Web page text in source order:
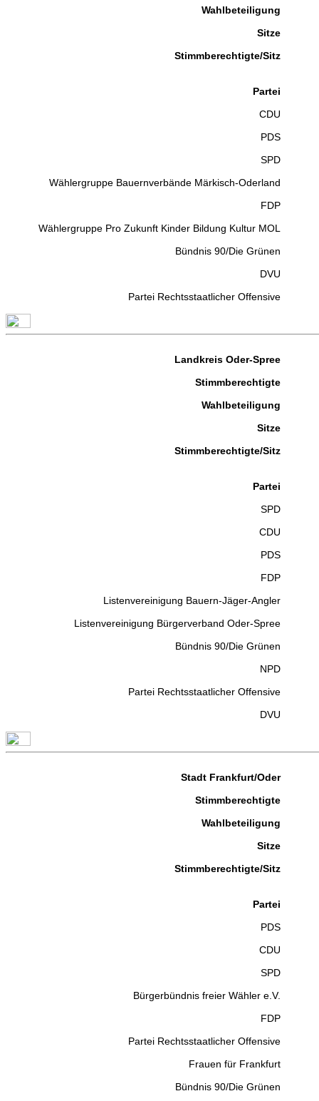
Wahlbeteiligung
Sitze
Stimmberechtigte/Sitz
Partei
CDU
PDS
SPD
Wählergruppe Bauernverbände Märkisch-Oderland
FDP
Wählergruppe Pro Zukunft Kinder Bildung Kultur MOL
Bündnis 90/Die Grünen
DVU
Partei Rechtsstaatlicher Offensive
Landkreis Oder-Spree
Stimmberechtigte
Wahlbeteiligung
Sitze
Stimmberechtigte/Sitz
Partei
SPD
CDU
PDS
FDP
Listenvereinigung Bauern-Jäger-Angler
Listenvereinigung Bürgerverband Oder-Spree
Bündnis 90/Die Grünen
NPD
Partei Rechtsstaatlicher Offensive
DVU
Stadt Frankfurt/Oder
Stimmberechtigte
Wahlbeteiligung
Sitze
Stimmberechtigte/Sitz
Partei
PDS
CDU
SPD
Bürgerbündnis freier Wähler e.V.
FDP
Partei Rechtsstaatlicher Offensive
Frauen für Frankfurt
Bündnis 90/Die Grünen